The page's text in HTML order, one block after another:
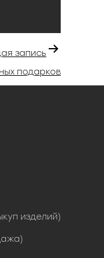
запись
подарков
изделий)